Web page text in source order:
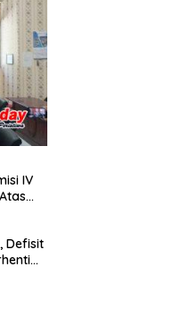
IV
Defisit